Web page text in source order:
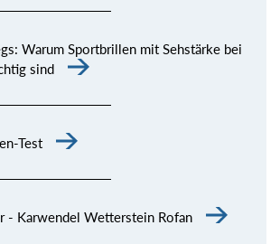
Warum Sportbrillen mit Sehstärke bei
sind
Test
- Karwendel Wetterstein Rofan